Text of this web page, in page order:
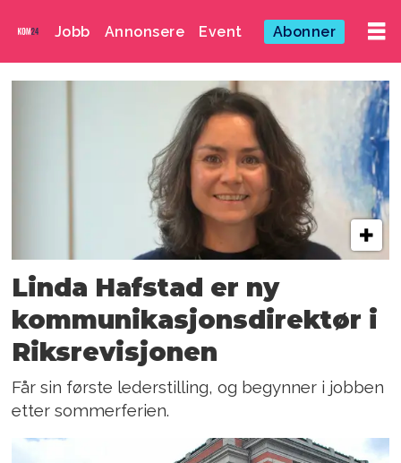
Jobb Annonsere Event Abonner
Emne:
justisdepartementet
Linda Hafstad er ny
kommunikasjons­direktør i
Riksrevisjonen
Får sin første lederstilling, og begynner i jobben
etter sommerferien.